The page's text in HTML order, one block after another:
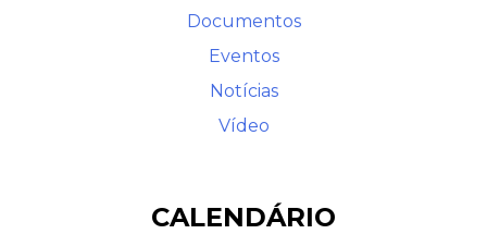
Documentos
Eventos
Notícias
Vídeo
CALENDÁRIO